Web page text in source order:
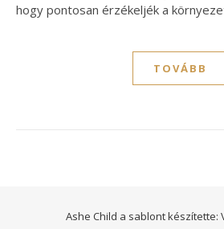
hogy pontosan érzékeljék a
TOVÁBB
Ashe Child a sablont készítette: